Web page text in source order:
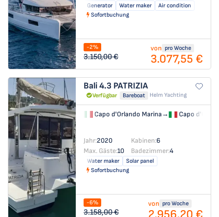
Generator Water maker
Air condition
Sofortbuchung
-2%
3.150,00 €
von pro Woche
3.077,55 €
Bali 4.3 PATRIZIA
Verfügbar Bareboat Helm Yachting
Capo d'Orlando Marina→ Capo
Jahr:2020 Kabinen:6
Max. Gäste:10 Badezimmer:4
Water maker
Solar panel
Sofortbuchung
-6%
3.158,00 €
von pro Woche